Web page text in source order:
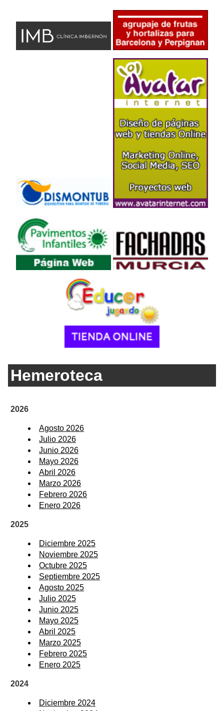
Hemeroteca
2026
Agosto 2026
Julio 2026
Junio 2026
Mayo 2026
Abril 2026
Marzo 2026
Febrero 2026
Enero 2026
2025
Diciembre 2025
Noviembre 2025
Octubre 2025
Septiembre 2025
Agosto 2025
Julio 2025
Junio 2025
Mayo 2025
Abril 2025
Marzo 2025
Febrero 2025
Enero 2025
2024
Diciembre 2024